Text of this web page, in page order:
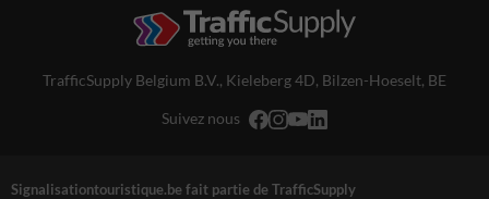
TrafficSupply Belgium B.V., Kieleberg 4D, Bilzen-Hoeselt, BE
Suivez nous
Signalisationtouristique.be fait partie de TrafficSupply